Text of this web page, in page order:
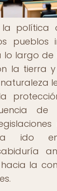
política
pueblos
largo de
la tierra
de
ido
la